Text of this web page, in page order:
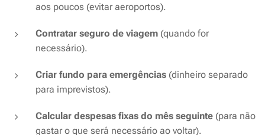
aos poucos (evitar aeroportos).
Contratar seguro de viagem (quando for
necessário).
Criar fundo para emergências (dinheiro separado
para imprevistos).
Calcular despesas fixas do mês seguinte (para não
gastar o que será necessário ao voltar).